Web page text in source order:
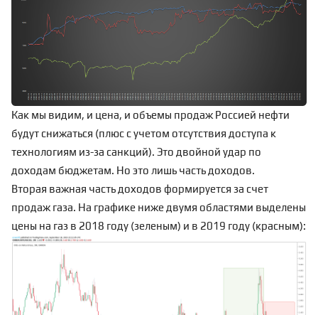
Как мы видим, и цена, и объемы продаж Россией нефти
будут снижаться (плюс с учетом отсутствия доступа к
технологиям из-за санкций). Это двойной удар по
доходам бюджетам. Но это лишь часть доходов.
Вторая важная часть доходов формируется за счет
продаж газа. На графике ниже двумя областями выделены
цены на газ в 2018 году (зеленым) и в 2019 году (красным):